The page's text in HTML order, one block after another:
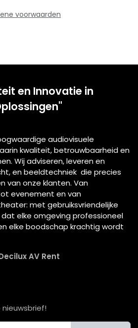
voorwaarden
en Innovatie in
audiovisuele
kwaliteit, betrouwbaarheid en
Wij adviseren, leveren en
en beeldtechniek die precies
van onze klanten. Van
evenement en van
met gebruiksvriendelijke
elke omgeving professioneel
elke boodschap krachtig wordt
AV Rent
nieuwsbrief!